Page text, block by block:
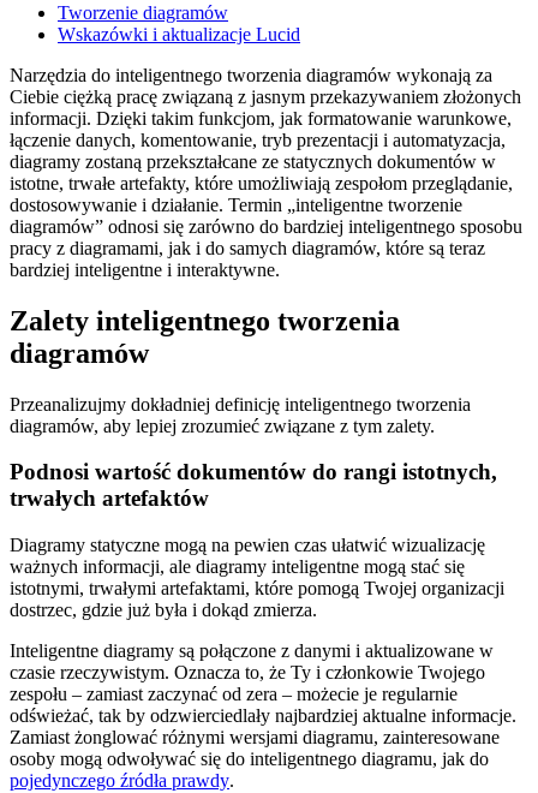
Tworzenie diagramów
Wskazówki i aktualizacje Lucid
Narzędzia do inteligentnego tworzenia diagramów wykonają za
Ciebie ciężką pracę związaną z jasnym przekazywaniem złożonych
informacji. Dzięki takim funkcjom, jak formatowanie warunkowe,
łączenie danych, komentowanie, tryb prezentacji i automatyzacja,
diagramy zostaną przekształcane ze statycznych dokumentów w
istotne, trwałe artefakty, które umożliwiają zespołom przeglądanie,
dostosowywanie i działanie. Termin „inteligentne tworzenie
diagramów” odnosi się zarówno do bardziej inteligentnego sposobu
pracy z diagramami, jak i do samych diagramów, które są teraz
bardziej inteligentne i interaktywne.
Zalety inteligentnego tworzenia
diagramów
Przeanalizujmy dokładniej definicję inteligentnego tworzenia
diagramów, aby lepiej zrozumieć związane z tym zalety.
Podnosi wartość dokumentów do rangi istotnych,
trwałych artefaktów
Diagramy statyczne mogą na pewien czas ułatwić wizualizację
ważnych informacji, ale diagramy inteligentne mogą stać się
istotnymi, trwałymi artefaktami, które pomogą Twojej organizacji
dostrzec, gdzie już była i dokąd zmierza.
Inteligentne diagramy są połączone z danymi i aktualizowane w
czasie rzeczywistym. Oznacza to, że Ty i członkowie Twojego
zespołu – zamiast zaczynać od zera – możecie je regularnie
odświeżać, tak by odzwierciedlały najbardziej aktualne informacje.
Zamiast żonglować różnymi wersjami diagramu, zainteresowane
osoby mogą odwoływać się do inteligentnego diagramu, jak do
pojedynczego źródła prawdy.